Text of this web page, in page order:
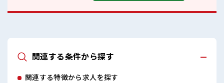
関連する条件から探す
関連する特徴から求人を探す